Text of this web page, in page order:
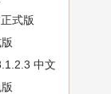
式版
中文